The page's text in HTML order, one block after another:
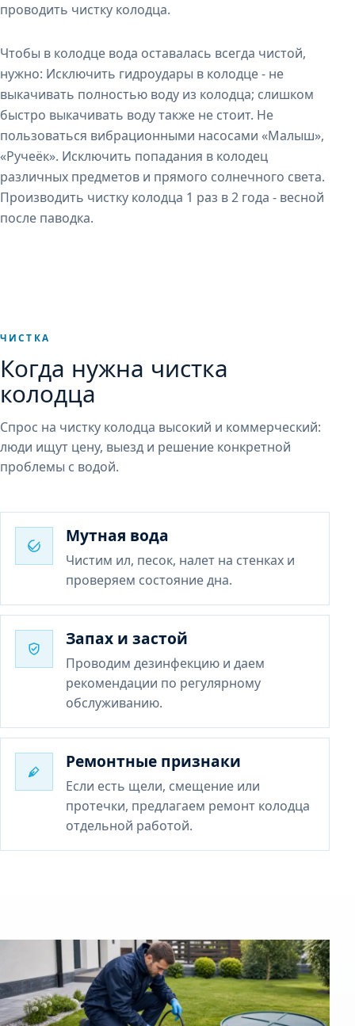
проводить чистку колодца.
Чтобы в колодце вода оставалась всегда чистой,
нужно: Исключить гидроудары в колодце - не
выкачивать полностью воду из колодца; слишком
быстро выкачивать воду также не стоит. Не
пользоваться вибрационными насосами «Малыш»,
«Ручеёк». Исключить попадания в колодец
различных предметов и прямого солнечного света.
Производить чистку колодца 1 раз в 2 года - весной
после паводка.
ЧИСТКА
Когда нужна чистка
колодца
Спрос на чистку колодца высокий и коммерческий:
люди ищут цену, выезд и решение конкретной
проблемы с водой.
Мутная вода
Чистим ил, песок, налет на стенках и
проверяем состояние дна.
Запах и застой
Проводим дезинфекцию и даем
рекомендации по регулярному
обслуживанию.
Ремонтные признаки
Если есть щели, смещение или
протечки, предлагаем ремонт колодца
отдельной работой.